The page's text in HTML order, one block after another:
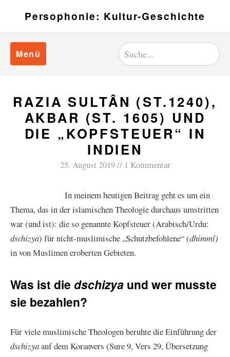
Persophonie: Kultur-Geschichte
Menü
RAZIA SULTÂN (ST.1240),
AKBAR (ST. 1605) UND
DIE „KOPFSTEUER“ IN
INDIEN
25. August 2019 1 Kommentar
In meinem heutigen Beitrag geht es um ein
Thema, das in der islamischen Theologie durchaus umstritten
war (und ist): die so genannte Kopfsteuer (Arabisch/Urdu:
dschizya) für nicht-muslimische „Schutzbefohlene“ (dhimmî)
in von Muslimen eroberten Gebieten.
Was ist die dschizya und wer musste
sie bezahlen?
Für viele muslimische Theologen beruhte die Einführung der
dschizyaauf dem Koranvers (Sure 9, Vers 29, Übersetzung